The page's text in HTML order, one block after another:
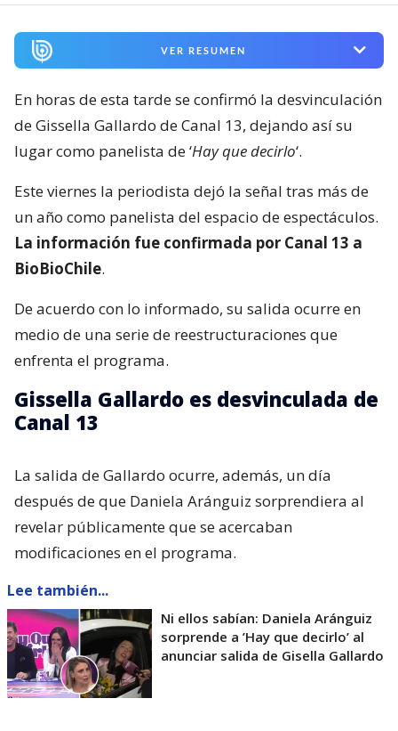
VER RESUMEN
En horas de esta tarde se confirmó la desvinculación
de Gissella Gallardo de Canal 13, dejando así su
lugar como panelista de ‘Hay que decirlo‘.
Este viernes la periodista dejó la señal tras más de
un año como panelista del espacio de espectáculos.
La información fue confirmada por Canal 13 a
BioBioChile.
De acuerdo con lo informado, su salida ocurre en
medio de una serie de reestructuraciones que
enfrenta el programa.
Gissella Gallardo es desvinculada de
Canal 13
La salida de Gallardo ocurre, además, un día
después de que Daniela Aránguiz sorprendiera al
revelar públicamente que se acercaban
modificaciones en el programa.
Lee también...
Ni ellos sabían: Daniela Aránguiz
sorprende a ’Hay que decirlo’ al
anunciar salida de Gisella Gallardo